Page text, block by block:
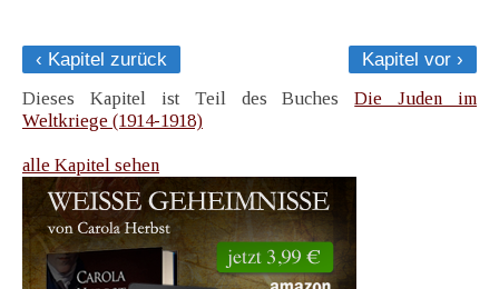
‹ Kapitel zurück
Kapitel vor ›
Dieses Kapitel ist Teil des BuchesDie Juden im
Weltkriege (1914-1918)
alle Kapitel sehen